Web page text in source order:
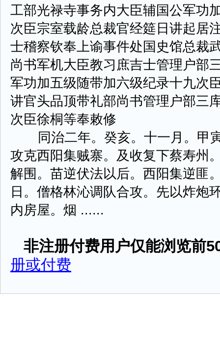
工部光禄寺事务内大臣辅国公军功
次臣宗室载龄总裁官经筵日讲起居
士稽察钦奉上谕事件处国史馆总裁
尚书军机大臣教习庶吉士管理户部
军功加五级随带加六级纪录十九次
讲官头品顶带礼部尚书管理户部三
次臣徐桐等奉敕修
同治二年。癸亥。十一月。甲
攻克西阳集贼寨。及收复下蔡寿州
解围。苗逆伏法以后。西阳集逆匪
日。僧格林沁调队合攻。先以炸炮
内房屋。烟 ......
非注册付费用户仅能浏览前
册或付费